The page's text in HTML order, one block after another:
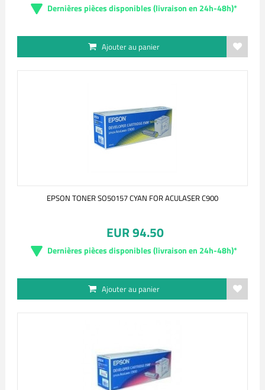
Dernières pièces disponibles (livraison en 24h-48h)*
Ajouter au panier
EPSON TONER SO50157 CYAN FOR ACULASER C900
EUR 94.50
Dernières pièces disponibles (livraison en 24h-48h)*
Ajouter au panier